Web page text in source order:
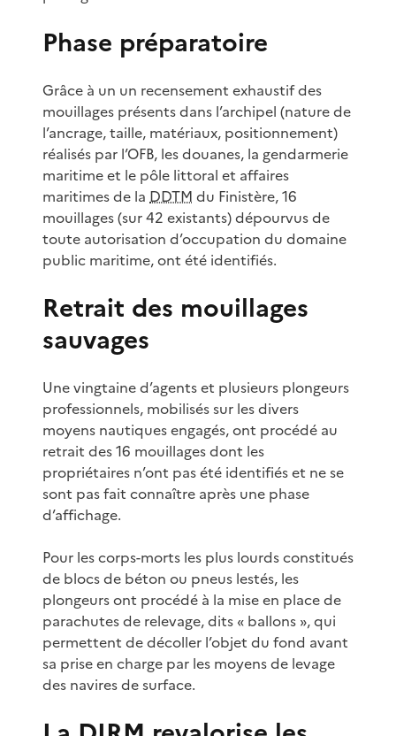
Phase préparatoire
Grâce à un un recensement exhaustif des
mouillages présents dans l’archipel (nature de
l’ancrage, taille, matériaux, positionnement)
réalisés par l’OFB, les douanes, la gendarmerie
maritime et le pôle littoral et affaires
maritimes de la DDTM du Finistère, 16
mouillages (sur 42 existants) dépourvus de
toute autorisation d’occupation du domaine
public maritime, ont été identifiés.
Retrait des mouillages
sauvages
Une vingtaine d’agents et plusieurs plongeurs
professionnels, mobilisés sur les divers
moyens nautiques engagés, ont procédé au
retrait des 16 mouillages dont les
propriétaires n’ont pas été identifiés et ne se
sont pas fait connaître après une phase
d’affichage.
Pour les corps-morts les plus lourds constitués
de blocs de béton ou pneus lestés, les
plongeurs ont procédé à la mise en place de
parachutes de relevage, dits « ballons », qui
permettent de décoller l’objet du fond avant
sa prise en charge par les moyens de levage
des navires de surface.